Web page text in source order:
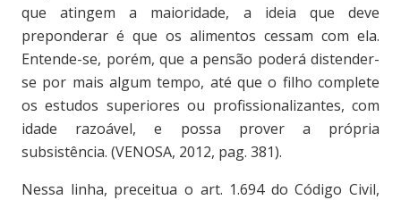
que atingem a maioridade, a ideia que deve
preponderar é que os alimentos cessam com ela.
Entende-se, porém, que a pensão poderá distender-
se por mais algum tempo, até que o filho complete
os estudos superiores ou profissionalizantes, com
idade razoável, e possa prover a própria
subsistência. (VENOSA, 2012, pag. 381).
Nessa linha, preceitua o art. 1.694 do Código Civil,